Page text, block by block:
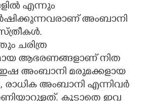
എന്നും
അംബാനി
ചരിത്ര
ആഭരണങ്ങളാണ് നിത
അംബാനി മരുമക്കളായ
രാധിക അംബാനി എന്നിവർ